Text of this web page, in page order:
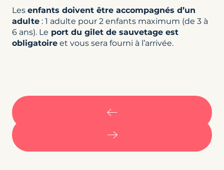
Les enfants doivent être accompagnés d’un
adulte : 1 adulte pour 2 enfants maximum (de 3 à
6 ans). Le port du gilet de sauvetage est
obligatoire et vous sera fourni à l’arrivée.